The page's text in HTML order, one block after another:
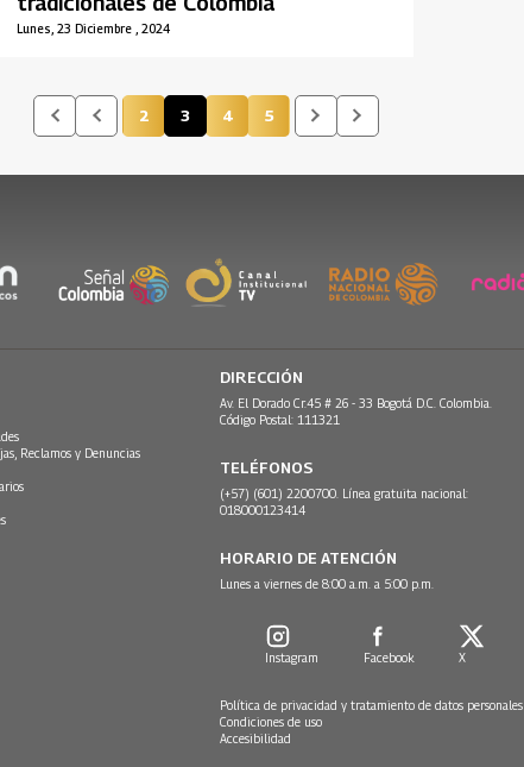
Lunes, 23 Diciembre , 2024
Página
2 Página actual
3 Página
4 Página
5
Reclamos y Denuncias
DIRECCIÓN
Av. El Dorado Cr.45 # 26 - 33 Bogotá D.C. Colombia.
Código Postal: 111321
TELÉFONOS
(+57) (601) 2200700. Línea gratuita nacional:
018000123414
HORARIO DE ATENCIÓN
Lunes a viernes de 8:00 a.m. a 5:00 p.m.
Instagram Facebook X
Política de privacidad y tratamiento de datos personales
Condiciones de uso
Accesibilidad